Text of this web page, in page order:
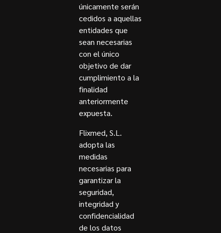
únicamente serán
cedidos a aquellas
entidades que
sean necesarias
con el único
objetivo de dar
cumplimiento a la
finalidad
anteriormente
expuesta.
Flixmed, S.L.
adopta las
medidas
necesarias para
garantizar la
seguridad,
integridad y
confidencialidad
de los datos